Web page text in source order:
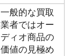
一般的な買取
業者ではオー
ディオ商品の
価値の見極め